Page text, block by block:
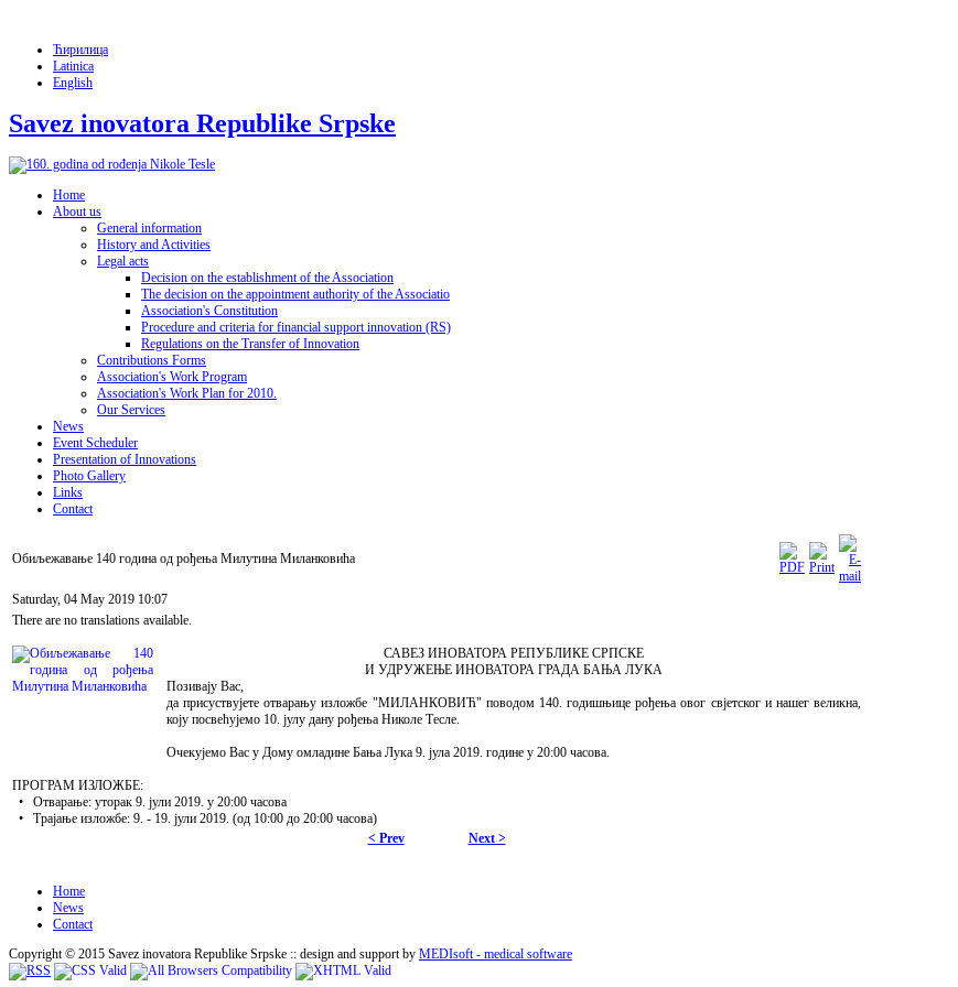
Ћирилица
Latinica
English
Savez inovatora Republike Srpske
Home
About us
General information
History and Activities
Legal acts
Decision on the establishment of the Association
The decision on the appointment authority of the Associatio
Association's Constitution
Procedure and criteria for financial support innovation (RS)
Regulations on the Transfer of Innovation
Contributions Forms
Association's Work Program
Association's Work Plan for 2010.
Our Services
News
Event Scheduler
Presentation of Innovations
Photo Gallery
Links
Contact
Обиљежавање 140 година од рођења Милутина Миланковића
Saturday, 04 May 2019 10:07
There are no translations available.
САВЕЗ ИНОВАТОРА РЕПУБЛИКЕ СРПСКЕ
И УДРУЖЕЊЕ ИНОВАТОРА ГРАДА БАЊА ЛУКА
Позивају Вас,
да присуствујете отварању изложбе "МИЛАНКОВИЋ" поводом 140. годишњице рођења овог свјетског и нашег великна,
коју посвећујемо 10. јулу дану рођења Николе Тесле.
Очекујемо Вас у Дому омладине Бања Лука 9. јула 2019. године у 20:00 часова.
ПРОГРАМ ИЗЛОЖБЕ:
• Отварање: уторак 9. јули 2019. у 20:00 часова
• Трајање изложбе: 9. - 19. јули 2019. (од 10:00 до 20:00 часова)
< Prev
Next >
Home
News
Contact
Copyright © 2015 Savez inovatora Republike Srpske :: design and support by MEDIsoft - medical software